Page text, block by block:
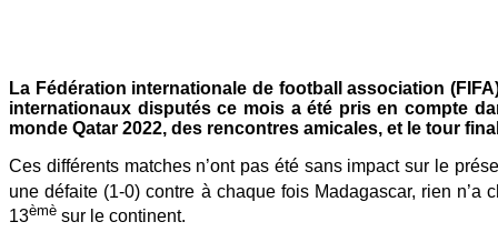
La Fédération internationale de football association
internationaux disputés ce mois a été pris en compte
monde Qatar 2022, des rencontres amicales, et le tour
Ces différents matches n’ont pas été sans impact sur le
une défaite (1-0) contre à chaque fois Madagascar, rien
13èmè sur le continent.